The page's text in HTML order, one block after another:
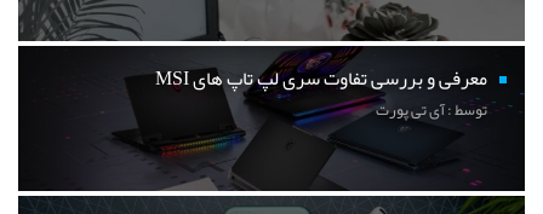
معرفی و بررسی تفاوت سری لپ تاپ های MSI
توسط : آی تی پورت